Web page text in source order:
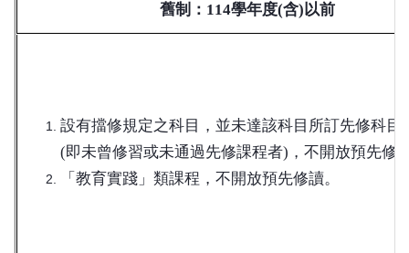
舊制： 114學年度(含)以前
設有擋修規定之科目，並未達該科目所訂先修科目
(即未曾修習或未通過先修課程者) ，不開放預先修
「教育實踐」類課程，不開放預先修讀。